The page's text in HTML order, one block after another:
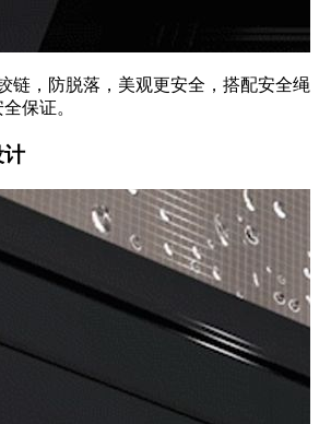
链，防脱落，美观更安全，搭配安全绳
保证。
计